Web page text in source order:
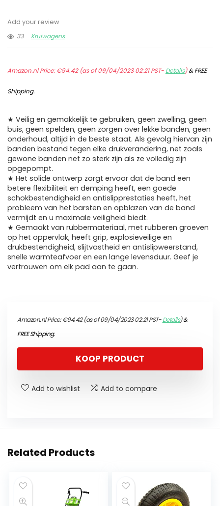
Add your review
33
Kruiwagens
Amazon.nl Price:€94.42(as of 09/04/2023 02:21 PST- Details)&FREE
Shipping.
★ Veilig en gemakkelijk te gebruiken, geen zwelling, geen
buis, geen spelden, geen zorgen over lekke banden, geen
onderhoud, altijd in de beste staat. Als gevolg hiervan zijn
banden bestand tegen elke drukverandering, net zoals
gewone banden net zo sterk zijn als ze volledig zijn
opgepompt.
★ Het solide ontwerp zorgt ervoor dat de band een
betere flexibiliteit en demping heeft, een goede
schokbestendigheid en antislipprestaties heeft, het
probleem van het barsten en opblazen van de band
vermijdt en u maximale veiligheid biedt.
★ Gemaakt van rubbermateriaal, met rubberen groeven
op het oppervlak, heeft grip, explosieveilige en
drukbestendigheid, slijtvastheid en antislipweerstand,
snelle warmteafvoer en een lange levensduur. Geef je
vertrouwen om elk pad aan te gaan.
Amazon.nl Price:€94.42(as of 09/04/2023 02:21 PST-Details)&
FREE Shipping.
KOOP PRODUCT
Add to wishlist Add to compare
Related Products